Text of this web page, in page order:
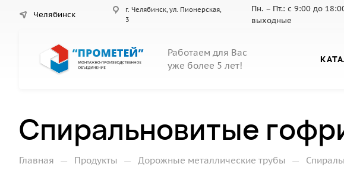
Челябинск
г. Челябинск, ул. Пионерская,
3
Пн. – Пт.: с 9:00 до
выходные
Работаем для Вас
уже более 5 лет!
Спиральновитые
Главная — Продукты — Дорожные металлические трубы —